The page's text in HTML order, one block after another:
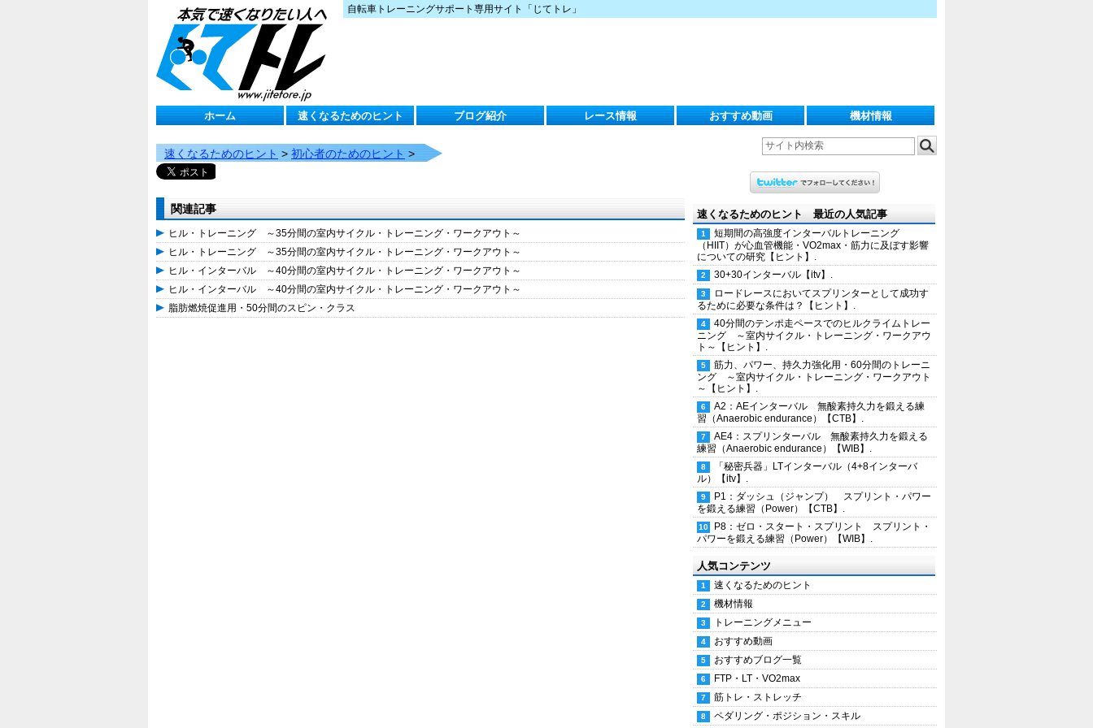
自転車トレーニングサポート専用サイト「じてトレ」
ホーム 速くなるためのヒント ブログ紹介 レース情報 おすすめ動画 機材情報
速くなるためのヒント > 初心者のためのヒント >
関連記事
ヒル・トレーニング ～35分間の室内サイクル・トレーニング・ワークアウト～
ヒル・トレーニング ～35分間の室内サイクル・トレーニング・ワークアウト～
ヒル・インターバル ～40分間の室内サイクル・トレーニング・ワークアウト～
ヒル・インターバル ～40分間の室内サイクル・トレーニング・ワークアウト～
脂肪燃焼促進用・50分間のスピン・クラス
速くなるためのヒント 最近の人気記事
短期間の高強度インターバルトレーニング
（HIIT）が心血管機能・VO2max・筋力に及ぼす影響
についての研究【ヒント】.
30+30インターバル【itv】.
ロードレースにおいてスプリンターとして成功す
るために必要な条件は？【ヒント】.
40分間のテンポ走ペースでのヒルクライムトレー
ニング ～室内サイクル・トレーニング・ワークアウ
ト～【ヒント】.
筋力、パワー、持久力強化用・60分間のトレーニ
ング ～室内サイクル・トレーニング・ワークアウト
～【ヒント】.
A2：AEインターバル 無酸素持久力を鍛える練
習（Anaerobic endurance）【CTB】.
AE4：スプリンターバル 無酸素持久力を鍛える
練習（Anaerobic endurance）【WIB】.
「秘密兵器」LTインターバル（4+8インターバ
ル）【itv】.
P1：ダッシュ（ジャンプ） スプリント・パワー
を鍛える練習（Power）【CTB】.
P8：ゼロ・スタート・スプリント スプリント・
パワーを鍛える練習（Power）【WIB】.
人気コンテンツ
速くなるためのヒント
機材情報
トレーニングメニュー
おすすめ動画
おすすめブログ一覧
FTP・LT・VO2max
筋トレ・ストレッチ
ペダリング・ポジション・スキル